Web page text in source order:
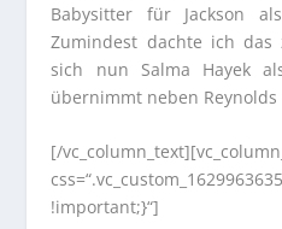
Babysitter für Jackson
Zumindest dachte ich
sich nun Salma Hayek
übernimmt neben
[/
!important;}“]